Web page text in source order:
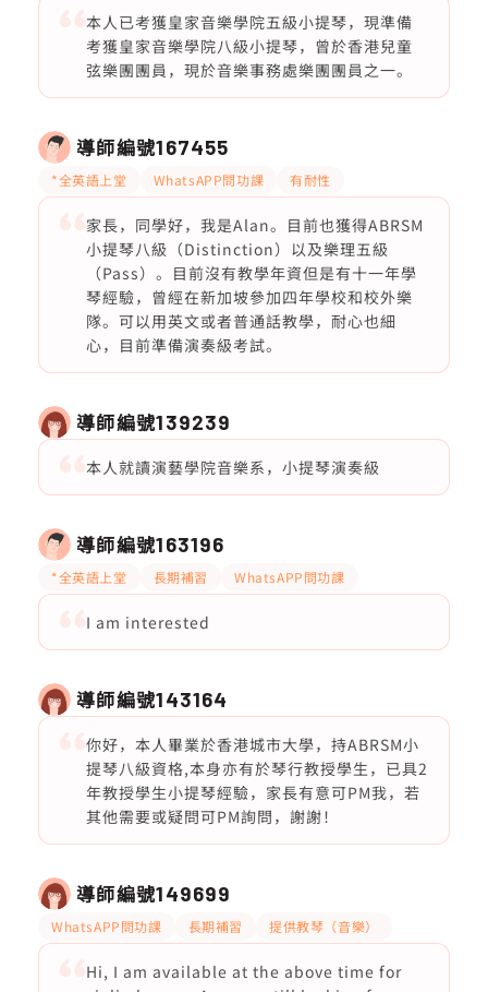
本人已考獲皇家音樂學院五級小提琴，現準備
考獲皇家音樂學院八級小提琴，曾於香港兒童
弦樂團團員，現於音樂事務處樂團團員之一。
導師編號167455
*全英語上堂 WhatsAPP問功課 有耐性
家長，同學好，我是Alan。目前也獲得ABRSM
小提琴八級（Distinction）以及樂理五級
（Pass）。目前沒有教學年資但是有十一年學
琴經驗，曾經在新加坡參加四年學校和校外樂
隊。可以用英文或者普通話教學，耐心也細
心，目前準備演奏級考試。
導師編號139239
本人就讀演藝學院音樂系，小提琴演奏級
導師編號163196
*全英語上堂 長期補習 WhatsAPP問功課
I am interested
導師編號143164
你好，本人畢業於香港城市大學，持ABRSM小
提琴八級資格,本身亦有於琴行教授學生，已具2
年教授學生小提琴經驗，家長有意可PM我，若
其他需要或疑問可PM詢問，謝謝！
導師編號149699
WhatsAPP問功課 長期補習 提供教琴（音樂）
Hi, I am available at the above time for